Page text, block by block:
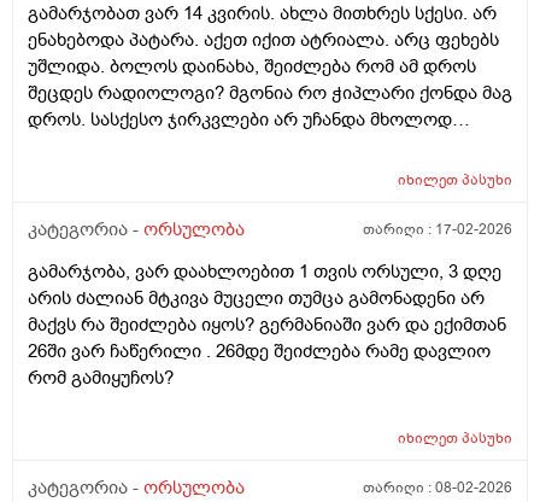
გამოიყენებს, გაყინული კიდევ ისევ მორჩება
კლინიკაში, ამ დროს შემდგომ როგორ განვითარდება
სცენარი? რა ბედი ეწევა დარჩენილ გაყინულ
კვერცხუჯრედებს?_თუ მათ ვადა გასდით,
გამოიყენებენ მანამ სხვა ქალის
მიუხედავად? თუ არ შეწუხდებით, დეტალურად რომ
მადლობა!
გამარჯობათ ვარ 14 კვირის. ახლა მითხრეს სქესი. არ
ენახებოდა პატარა. აქეთ იქით ატრიალა. არც ფეხებს
უშლიდა. ბოლოს დაინახა, შეიძლება რომ ამ დროს
შეცდეს რადიოლოგი? მგონია რო ჭიპლარი ქონდა მაგ
დროს. სასქესო ჯირკვლები არ უჩანდა მხოლოდ
იხილეთპასუხი
კატეგორია - ორსულობა თარიღი : 17-02-2026
გამარჯობა, ვარ დაახლოებით 1 თვის ორსული, 3 დღე
არის ძალიან მტკივა მუცელი თუმცა გამონადენი არ
მაქვს რა შეიძლება იყოს? გერმანიაში ვარ და ექიმთან
26ში ვარ ჩაწერილი . 26მდე შეიძლება რამე დავლიო
რომ გამიყუჩოს?
იხილეთპასუხი
კატეგორია - ორსულობა თარიღი :08-02-2026